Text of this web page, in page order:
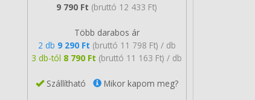
9 790 Ft (bruttó 12 433 Ft)
Több darabos ár
2 db 9 290 Ft (bruttó 11 798 Ft) / db
3 db-tól 8 790 Ft (bruttó 11 163 Ft) / db
Szállítható Mikor kapom meg?